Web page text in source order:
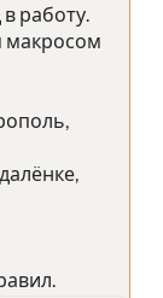
работу.
макросом